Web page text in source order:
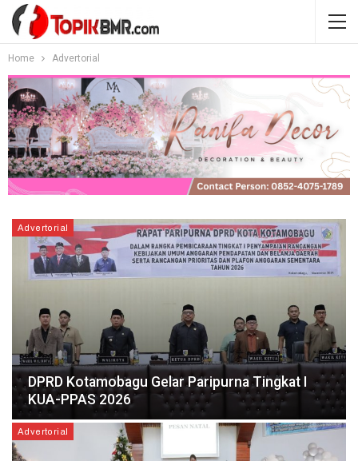
Home Advertorial
Advertorial
DPRD Kotamobagu Gelar Paripurna Tingkat I
KUA-PPAS 2026
Advertorial